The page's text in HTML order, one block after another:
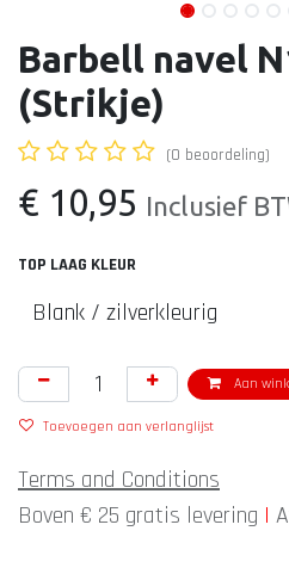
Barbell navel
(Strikje)
(0 beoordeling)
€ 10,95 Inclusief
TOP LAAG KLEUR
Aan
Toevoegen aan verlanglijst
Terms and Conditions
Boven € 25 gratis levering |